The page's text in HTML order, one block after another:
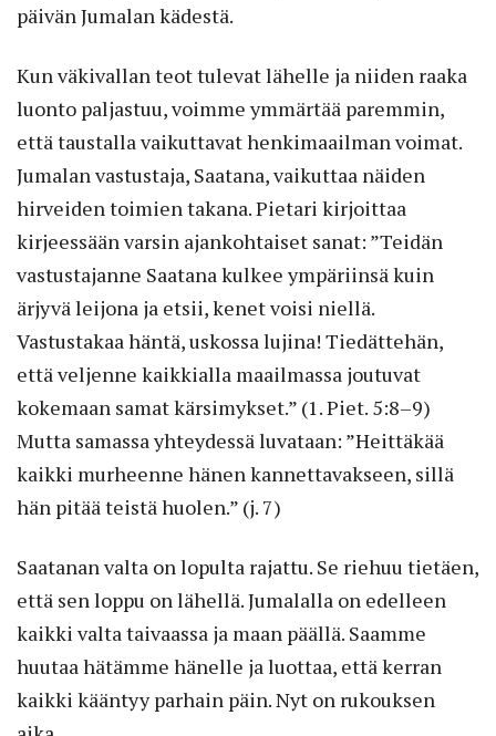
päivän Jumalan kädestä.
Kun väkivallan teot tulevat lähelle ja niiden raaka
luonto paljastuu, voimme ymmärtää paremmin,
että taustalla vaikuttavat henkimaailman voimat.
Jumalan vastustaja, Saatana, vaikuttaa näiden
hirveiden toimien takana. Pietari kirjoittaa
kirjeessään varsin ajankohtaiset sanat: ”Teidän
vastustajanne Saatana kulkee ympäriinsä kuin
ärjyvä leijona ja etsii, kenet voisi niellä.
Vastustakaa häntä, uskossa lujina! Tiedättehän,
että veljenne kaikkialla maailmassa joutuvat
kokemaan samat kärsimykset.” (1. Piet. 5:8–9)
Mutta samassa yhteydessä luvataan: ”Heittäkää
kaikki murheenne hänen kannettavakseen, sillä
hän pitää teistä huolen.” (j. 7)
Saatanan valta on lopulta rajattu. Se riehuu tietäen,
että sen loppu on lähellä. Jumalalla on edelleen
kaikki valta taivaassa ja maan päällä. Saamme
huutaa hätämme hänelle ja luottaa, että kerran
kaikki kääntyy parhain päin. Nyt on rukouksen